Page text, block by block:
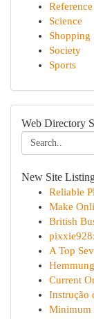
Reference
Science
Shopping
Society
Sports
Web Directory
New Site
Reliable
Make
British
A Top
Current
Instrução
Minimum